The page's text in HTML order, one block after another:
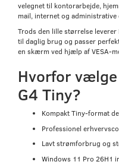
velegnet til kontorarbejde,
mail, internet og administrative
Trods den lille størrelse leverer
til daglig brug og passer
en skærm ved hjælp af VESA-
Hvorfor vælge
G4 Tiny?
Kompakt Tiny-format
Professionel
Lavt strømforbrug og
Windows 11 Pro 26H1